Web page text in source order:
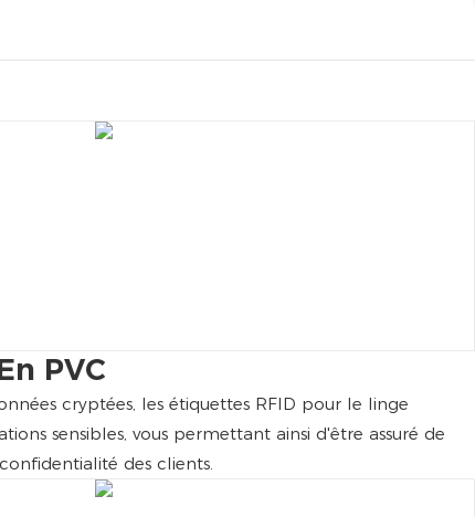
PVC
cryptées, les étiquettes RFID pour le linge
sensibles, vous permettant ainsi d'être assuré de
des clients.